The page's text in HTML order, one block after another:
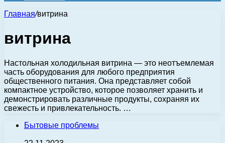
Главная/витрина
витрина
Настольная холодильная витрина — это неотъемлемая
часть оборудования для любого предприятия
общественного питания. Она представляет собой
компактное устройство, которое позволяет хранить и
демонстрировать различные продукты, сохраняя их
свежесть и привлекательность. …
Бытовые проблемы